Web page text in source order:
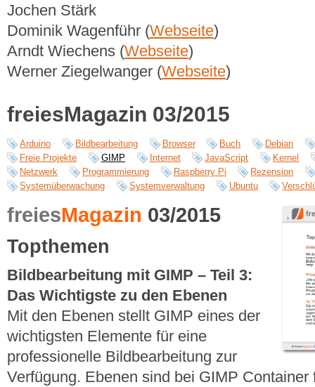
Jochen Stärk
Dominik Wagenführ (Webseite)
Arndt Wiechens (Webseite)
Werner Ziegelwanger (Webseite)
freiesMagazin 03/2015
Arduino Bildbearbeitung Browser Buch
Debian
Freie Projekte
GIMP Internet JavaScript
Kernel
Netzwerk
Programmierung Raspberry Pi
Rezension
Systemüberwachung
Systemverwaltung Ubuntu
freiesMagazin 03/2015
Topthemen
Bildbearbeitung mit GIMP – Teil 3:
Das Wichtigste zu den Ebenen
Mit den Ebenen stellt GIMP eines der
wichtigsten Elemente für eine
professionelle Bildbearbeitung zur
Verfügung. Ebenen sind bei GIMP Container